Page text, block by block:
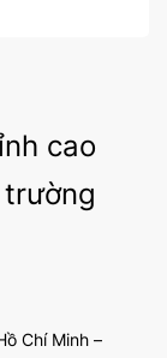
cao
Chí Minh –